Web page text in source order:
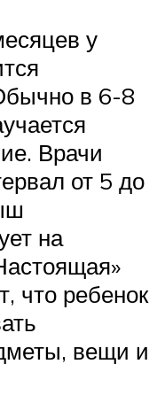
у
в 6-8
Врачи
от 5 до
на
что ребенок
вещи и